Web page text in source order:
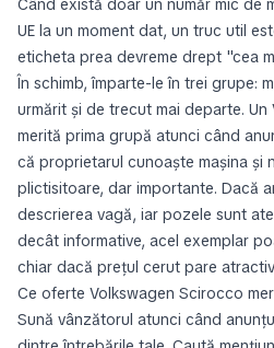
Când există doar un număr mic de
UE la un moment dat, un truc util
eticheta prea devreme drept "cea
În schimb, împarte-le în trei grupe:
urmărit și de trecut mai departe.
merită prima grupă atunci când
că proprietarul cunoaște mașina și
plictisitoare, dar importante. Dacă
descrierea vagă, iar pozele sunt
decât informative, acel exemplar
chiar dacă prețul cerut pare
Ce oferte Volkswagen Scirocco
Sună vânzătorul atunci când